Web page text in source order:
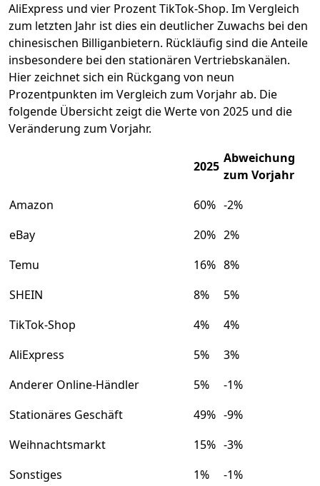
AliExpress und vier Prozent TikTok-Shop. Im Vergleich
zum letzten Jahr ist dies ein deutlicher Zuwachs bei den
chinesischen Billiganbietern. Rückläufig sind die Anteile
insbesondere bei den stationären Vertriebskanälen.
Hier zeichnet sich ein Rückgang von neun
Prozentpunkten im Vergleich zum Vorjahr ab. Die
folgende Übersicht zeigt die Werte von 2025 und die
Veränderung zum Vorjahr.
2025
Abweichung
zum Vorjahr
Amazon
60% -2%
eBay
20% 2%
Temu
16% 8%
SHEIN
8%
5%
TikTok-Shop
4%
4%
AliExpress
5%
3%
Anderer Online-Händler
5%
-1%
Stationäres Geschäft
49% -9%
Weihnachtsmarkt
15% -3%
Sonstiges
1%
-1%